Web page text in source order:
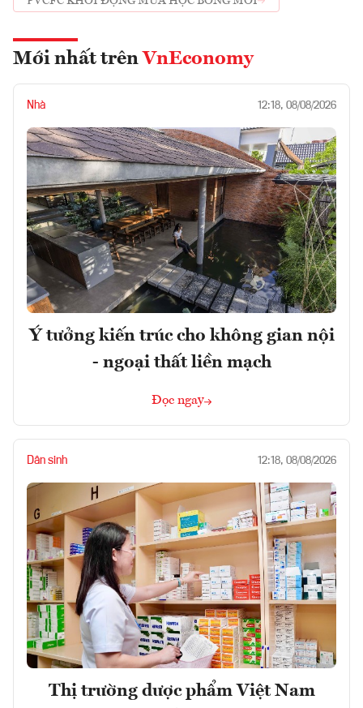
Mới nhất trên VnEconomy
Nhà 12:18, 08/08/2026
Ý tưởng kiến trúc cho không gian nội
- ngoại thất liền mạch
Đọc ngay
Dân sinh 12:18, 08/08/2026
Thị trường dược phẩm Việt Nam